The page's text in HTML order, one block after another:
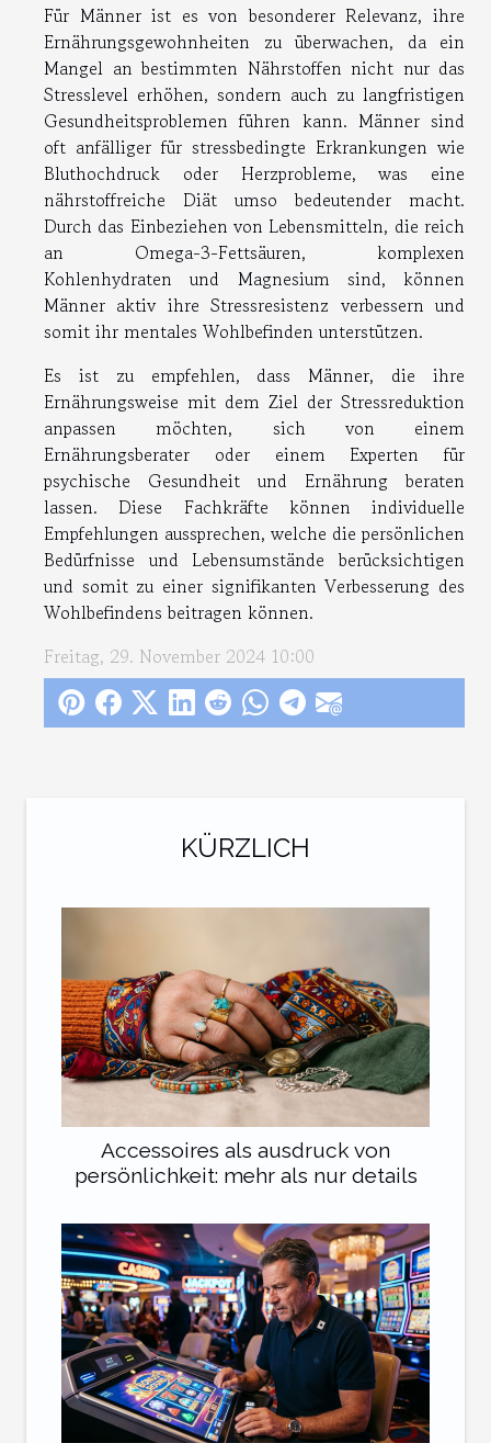
KÜRZLICH
Accessoires als ausdruck von
persönlichkeit: mehr als nur details
Für Männer ist es von besonderer Relevanz, ihre
Ernährungsgewohnheiten zu überwachen, da ein
Mangel an bestimmten Nährstoffen nicht nur das
Stresslevel erhöhen, sondern auch zu langfristigen
Gesundheitsproblemen führen kann. Männer sind
oft anfälliger für stressbedingte Erkrankungen wie
Bluthochdruck oder Herzprobleme, was eine
nährstoffreiche Diät umso bedeutender macht.
Durch das Einbeziehen von Lebensmitteln, die reich
an Omega-3-Fettsäuren, komplexen
Kohlenhydraten und Magnesium sind, können
Männer aktiv ihre Stressresistenz verbessern und
somit ihr mentales Wohlbefinden unterstützen.
Es ist zu empfehlen, dass Männer, die ihre
Ernährungsweise mit dem Ziel der Stressreduktion
anpassen möchten, sich von einem
Ernährungsberater oder einem Experten für
psychische Gesundheit und Ernährung beraten
lassen. Diese Fachkräfte können individuelle
Empfehlungen aussprechen, welche die persönlichen
Bedürfnisse und Lebensumstände berücksichtigen
und somit zu einer signifikanten Verbesserung des
Wohlbefindens beitragen können.
Freitag, 29. November 2024 10:00